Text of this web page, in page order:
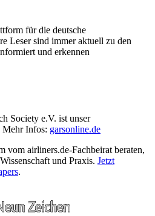
für die deutsche
Leser sind immer aktuell zu den
und erkennen
Society e.V. ist unser
Mehr Infos: garsonline.de
vom airliners.de-Fachbeirat beraten,
und Praxis. Jetzt
.